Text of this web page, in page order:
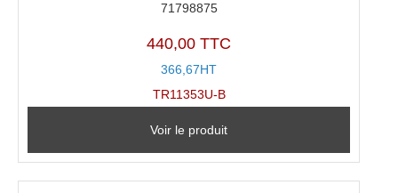
71798875
440,00 TTC
366,67HT
TR11353U-B
Voir le produit